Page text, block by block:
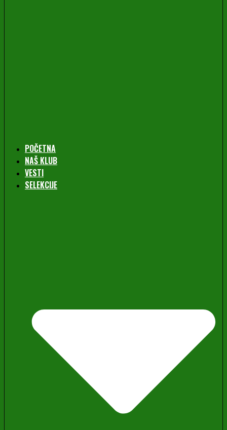
POČETNA
NAŠ KLUB
VESTI
SELEKCIJE